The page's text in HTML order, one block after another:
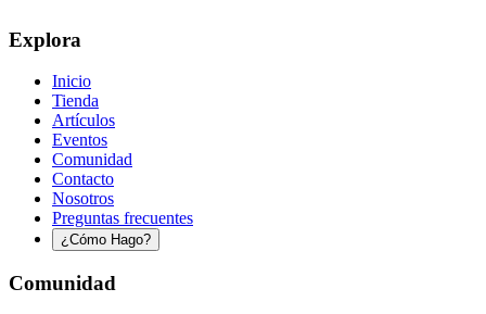
Explora
Inicio
Tienda
Artículos
Eventos
Comunidad
Contacto
Nosotros
Preguntas frecuentes
¿Cómo Hago?
Comunidad